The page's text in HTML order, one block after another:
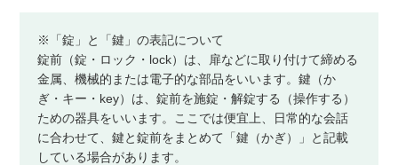
※「錠」と「鍵」の表記について
錠前（錠・ロック・lock）は、扉などに取り付けて締める
金属、機械的または電子的な部品をいいます。鍵（か
ぎ・キー・key）は、錠前を施錠・解錠する（操作する）
ための器具をいいます。ここでは便宜上、日常的な会話
に合わせて、鍵と錠前をまとめて「鍵（かぎ）」と記載
している場合があります。